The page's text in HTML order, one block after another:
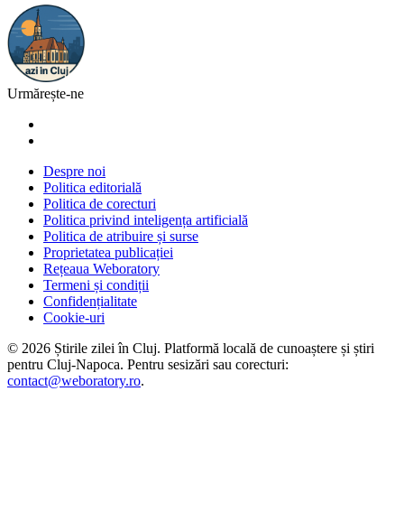
Urmărește-ne
Despre noi
Politica editorială
Politica de corecturi
Politica privind inteligența artificială
Politica de atribuire și surse
Proprietatea publicației
Rețeaua Weboratory
Termeni și condiții
Confidențialitate
Cookie-uri
© 2026 Știrile zilei în Cluj. Platformă locală de cunoaștere și știri
pentru Cluj-Napoca. Pentru sesizări sau corecturi:
contact@weboratory.ro.